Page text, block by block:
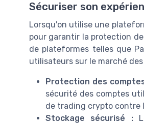
Sécuriser son
Lorsqu'on utilise une
pour garantir la protection
de plateformes telles que
utilisateurs sur le marché
Protection des
sécurité des comptes
de trading crypto contre
Stockage sécurisé :